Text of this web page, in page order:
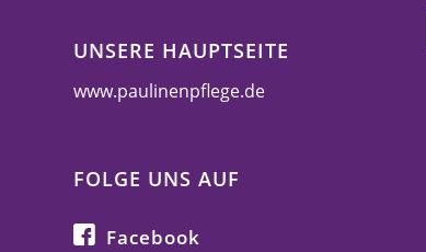
UNSERE HAUPTSEITE
www.paulinenpflege.de
FOLGE UNS AUF
Facebook